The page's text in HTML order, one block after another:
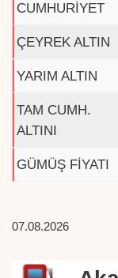
CUMHURİYET
ÇEYREK ALTIN
YARIM ALTIN
TAM CUMH.
ALTINI
GÜMÜŞ FİYATI
07.08.2026